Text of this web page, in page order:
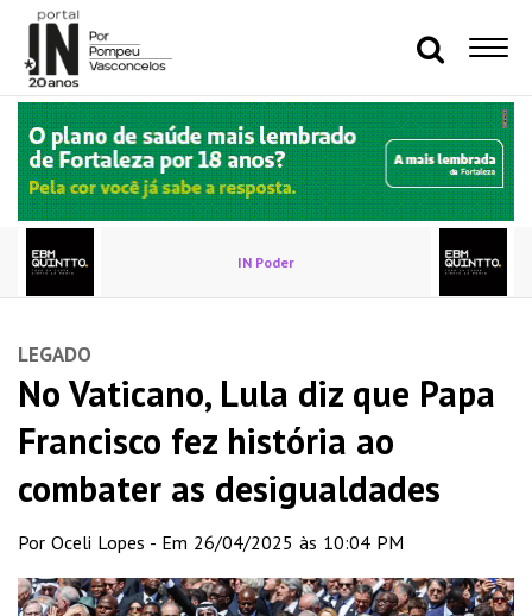
IN Poder
LEGADO
No Vaticano, Lula diz que Papa
Francisco fez história ao
combater as desigualdades
Por Oceli Lopes - Em 26/04/2025 às 10:04 PM